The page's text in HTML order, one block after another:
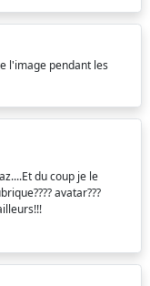
l'image pendant les
du coup je le
avatar???